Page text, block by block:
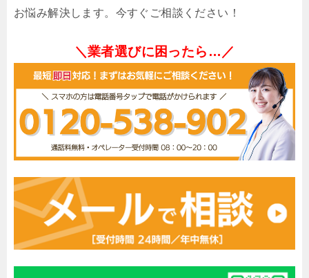
お悩み解決します。今すぐご相談ください！
＼業者選びに困ったら…／